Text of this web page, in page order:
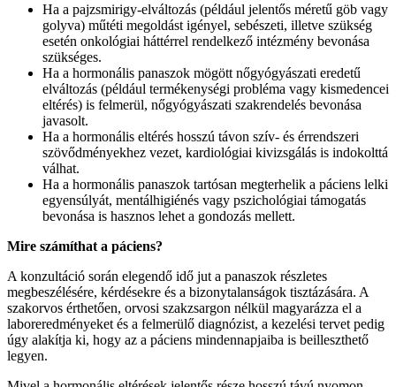
Ha a pajzsmirigy-elváltozás (például jelentős méretű göb vagy
golyva) műtéti megoldást igényel, sebészeti, illetve szükség
esetén onkológiai háttérrel rendelkező intézmény bevonása
szükséges.
Ha a hormonális panaszok mögött nőgyógyászati eredetű
elváltozás (például termékenységi probléma vagy kismedencei
eltérés) is felmerül, nőgyógyászati szakrendelés bevonása
javasolt.
Ha a hormonális eltérés hosszú távon szív- és érrendszeri
szövődményekhez vezet, kardiológiai kivizsgálás is indokolttá
válhat.
Ha a hormonális panaszok tartósan megterhelik a páciens lelki
egyensúlyát, mentálhigiénés vagy pszichológiai támogatás
bevonása is hasznos lehet a gondozás mellett.
Mire számíthat a páciens?
A konzultáció során elegendő idő jut a panaszok részletes
megbeszélésére, kérdésekre és a bizonytalanságok tisztázására. A
szakorvos érthetően, orvosi szakzsargon nélkül magyarázza el a
laboreredményeket és a felmerülő diagnózist, a kezelési tervet pedig
úgy alakítja ki, hogy az a páciens mindennapjaiba is beilleszthető
legyen.